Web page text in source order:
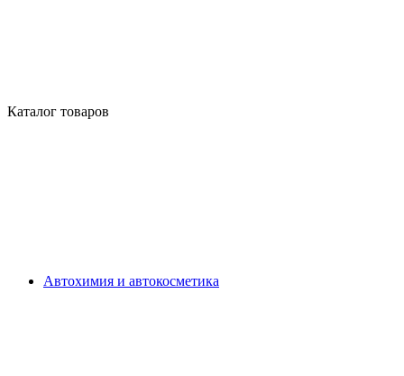
Каталог товаров
Автохимия и автокосметика